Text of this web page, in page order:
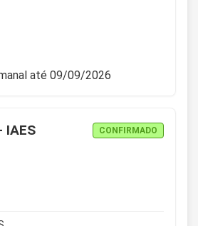
até 09/09/2026
IAES CONFIRMADO